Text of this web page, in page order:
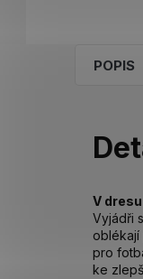
POPIS
V
Vyjádři
oblékají
pro
ke